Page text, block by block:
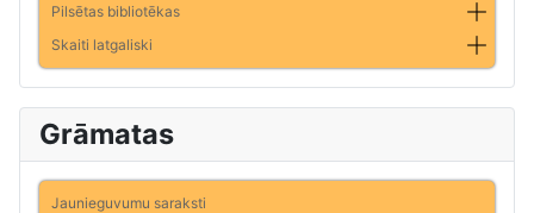
Pilsētas bibliotēkas
Skaiti latgaliski
Grāmatas
Jaunieguvumu saraksti